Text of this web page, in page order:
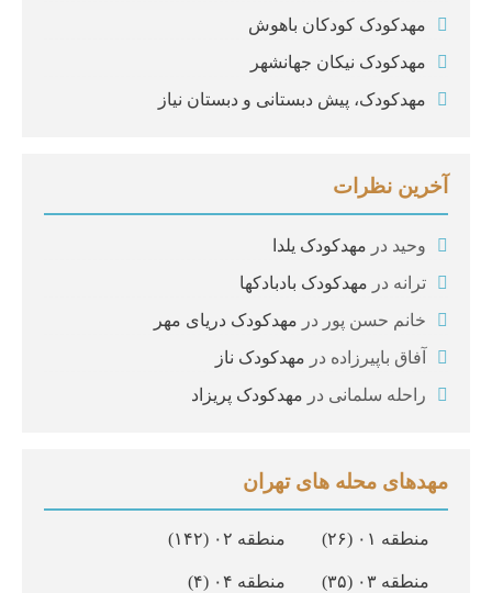
مهدکودک کودکان باهوش
مهدکودک نیکان جهانشهر
مهدکودک، پیش دبستانی و دبستان نیاز
آخرین نظرات
وحید در مهدکودک یلدا
ترانه در مهدکودک بادبادکها
خانم حسن پور در مهدکودک دریای مهر
آفاق باپیرزاده در مهدکودک ناز
راحله سلمانی در مهدکودک پریزاد
مهدهای محله های تهران
منطقه ۰۱ (۲۶) منطقه ۰۲ (۱۴۲)
منطقه ۰۳ (۳۵) منطقه ۰۴ (۴)